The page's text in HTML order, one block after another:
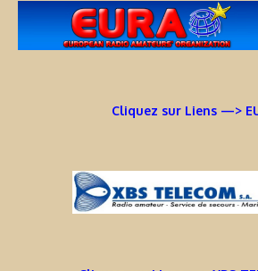
Cliquez sur Liens —>